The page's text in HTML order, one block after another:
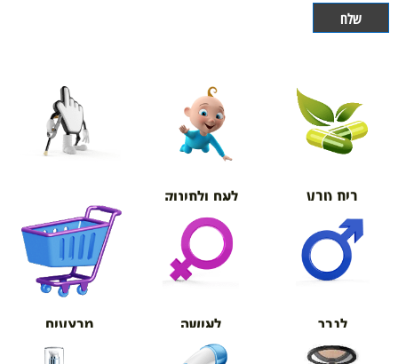
בית טבע לאם ולתינוק
אורטופדיה
לגבר לאישה מבצעים